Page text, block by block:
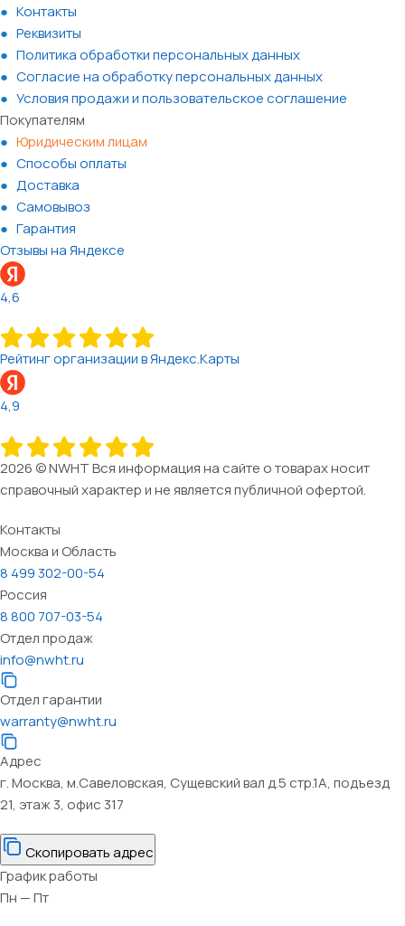
Контакты
Реквизиты
Политика обработки персональных данных
Согласие на обработку персональных данных
Условия продажи и пользовательское соглашение
Покупателям
Юридическим лицам
Способы оплаты
Доставка
Самовывоз
Гарантия
Отзывы на Яндексе
4,6
Рейтинг организации в Яндекс.Карты
4,9
2026 © NWHT Вся информация на сайте о товарах носит
справочный характер и не является публичной офертой.
Контакты
Москва и Область
8 499 302-00-54
Россия
8 800 707-03-54
Отдел продаж
info@nwht.ru
Отдел гарантии
warranty@nwht.ru
Адрес
г. Москва, м.Савеловская, Сущевский вал д.5 стр.1А, подъезд
21, этаж 3, офис 317
Скопировать адрес
График работы
Пн — Пт